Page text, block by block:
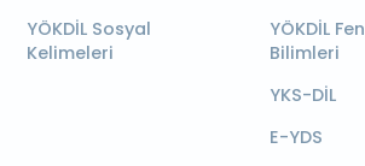
YÖKDİL Sosyal
Kelimeleri
YÖKDİL Fen
Bilimleri
YKS-DİL
E-YDS